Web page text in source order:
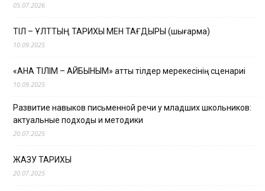
05.07.2026
ТІЛ – ҰЛТТЫҢ ТАРИХЫ МЕН ТАҒДЫРЫ (шығарма)
10.09.2025
«АНА ТІЛІМ – АЙБЫНЫМ» атты тілдер мерекесінің сценариі
10.09.2025
Развитие навыков письменной речи у младших школьников:
актуальные подходы и методики
20.07.2025
ЖАЗУ ТАРИХЫ
20.07.2025